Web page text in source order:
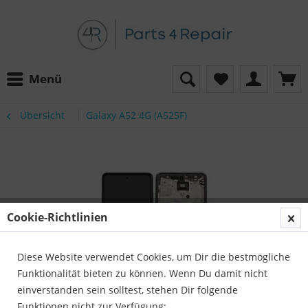
Menü
Übersicht Galaxy A52 4G (A525F)
Cookie-Richtlinien
Diese Website verwendet Cookies, um Dir die bestmögliche
Funktionalität bieten zu können. Wenn Du damit nicht
einverstanden sein solltest, stehen Dir folgende